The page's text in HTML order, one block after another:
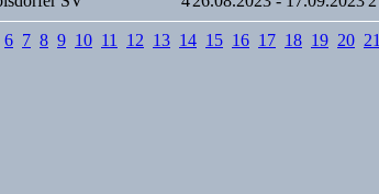
6 7 8 9 10 11 12 13 14 15 16 17 18 19 20 21